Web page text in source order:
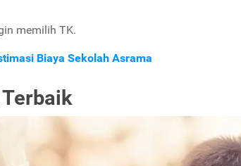
memilih TK.
Biaya Sekolah Asrama